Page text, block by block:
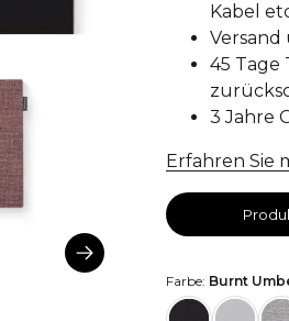
Kabel
45 Tage
3 Jahre
Erfahren Sie
Farbe: Burnt